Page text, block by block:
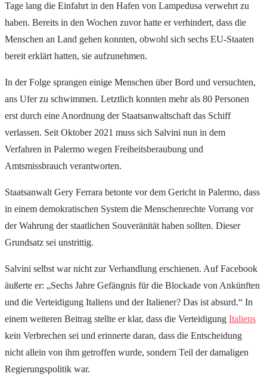
Tage lang die Einfahrt in den Hafen von Lampedusa verwehrt zu
haben. Bereits in den Wochen zuvor hatte er verhindert, dass die
Menschen an Land gehen konnten, obwohl sich sechs EU-Staaten
bereit erklärt hatten, sie aufzunehmen.
In der Folge sprangen einige Menschen über Bord und versuchten,
ans Ufer zu schwimmen. Letztlich konnten mehr als 80 Personen
erst durch eine Anordnung der Staatsanwaltschaft das Schiff
verlassen. Seit Oktober 2021 muss sich Salvini nun in dem
Verfahren in Palermo wegen Freiheitsberaubung und
Amtsmissbrauch verantworten.
Staatsanwalt Gery Ferrara betonte vor dem Gericht in Palermo, dass
in einem demokratischen System die Menschenrechte Vorrang vor
der Wahrung der staatlichen Souveränität haben sollten. Dieser
Grundsatz sei unstrittig.
Salvini selbst war nicht zur Verhandlung erschienen. Auf Facebook
äußerte er: „Sechs Jahre Gefängnis für die Blockade von Ankünften
und die Verteidigung Italiens und der Italiener? Das ist absurd.“ In
einem weiteren Beitrag stellte er klar, dass die Verteidigung Italiens
kein Verbrechen sei und erinnerte daran, dass die Entscheidung
nicht allein von ihm getroffen wurde, sondern Teil der damaligen
Regierungspolitik war.